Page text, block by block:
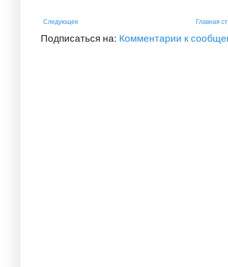
Следующее Главная
Подписаться на: Комментарии к